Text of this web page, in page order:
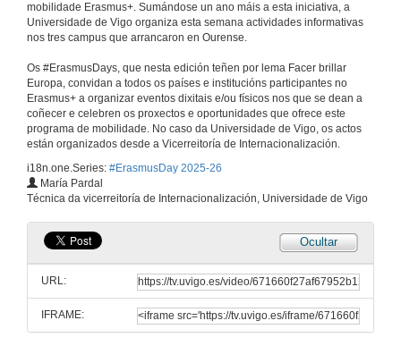
mobilidade Erasmus+. Sumándose un ano máis a esta iniciativa, a
Universidade de Vigo organiza esta semana actividades informativas
nos tres campus que arrancaron en Ourense.
Os #ErasmusDays, que nesta edición teñen por lema Facer brillar
Europa, convidan a todos os países e institucións participantes no
Erasmus+ a organizar eventos dixitais e/ou físicos nos que se dean a
coñecer e celebren os proxectos e oportunidades que ofrece este
programa de mobilidade. No caso da Universidade de Vigo, os actos
están organizados desde a Vicerreitoría de Internacionalización.
i18n.one.Series: #ErasmusDay 2025-26
María Pardal
Técnica da vicerreitoría de Internacionalización, Universidade de Vigo
Ocultar
URL:
IFRAME:
Convocatoria Erasmus+ KA171 PDI
Conferencia
Redacta o teu proxecto Erasmus+ KA171
Conferencia
17 de out. de 2025
Blended Intensive Programme, BIP
17 de out. de 2025
Convocatoria Erasmus+ KA131 PTXAS
Conferencia
17 de out. de 2025
Sesión informativa sobre oportunidades de mobilidade para estudantado da UVigo